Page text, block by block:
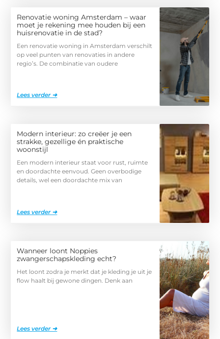
Renovatie woning Amsterdam – waar
moet je rekening mee houden bij een
huisrenovatie in de stad?
Een renovatie woning in Amsterdam verschilt
op veel punten van renovaties in andere
regio’s. De combinatie van oudere
Lees verder ➜
Modern interieur: zo creëer je een
strakke, gezellige én praktische
woonstijl
Een modern interieur staat voor rust, ruimte
en doordachte eenvoud. Geen overbodige
details, wel een doordachte mix van
Lees verder ➜
Wanneer loont Noppies
zwangerschapskleding echt?
Het loont zodra je merkt dat je kleding je uit je
flow haalt bij gewone dingen. Denk aan
Lees verder ➜